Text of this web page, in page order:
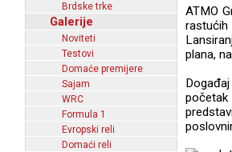
Brdske trke
Galerije
Noviteti
Testovi
Domaće premijere
Sajam
WRC
Formula 1
Evropski reli
Domaći reli
ATMO
plana,
početak